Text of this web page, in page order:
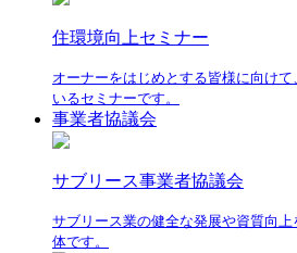
住環境向上セミナー
オーナーをはじめとする皆様に向け
いるセミナーです。
事業者協議会
サブリース事業者協議会
サブリース業の健全な発展や資質向
体です。